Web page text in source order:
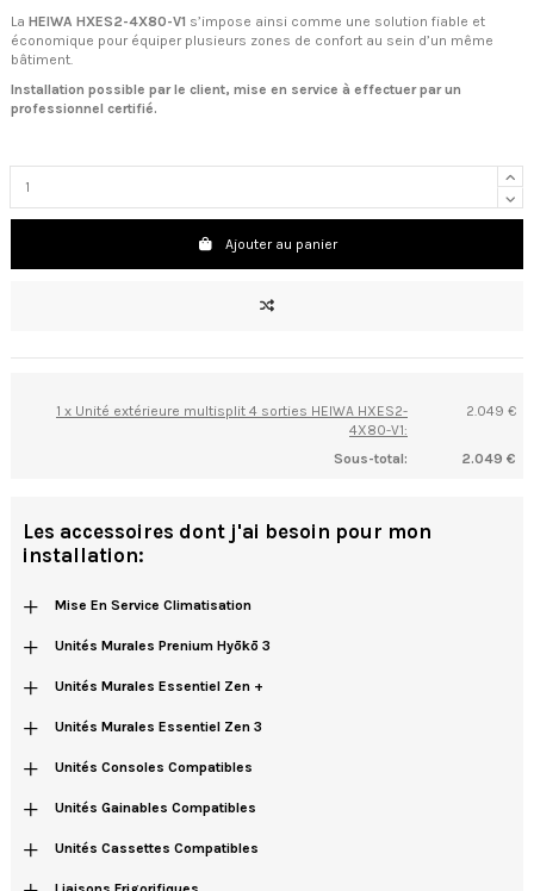
La HEIWA HXES2-4X80-V1 s’impose ainsi comme une solution fiable et
économique pour équiper plusieurs zones de confort au sein d’un même
bâtiment.
Installation possible par le client, mise en service à effectuer par un
professionnel certifié.
Ajouter au panier
1 x Unité extérieure multisplit 4 sorties HEIWA HXES2-
4X80-V1:
2.049 €
Sous-total: 2.049 €
Les accessoires dont j'ai besoin pour mon
installation:
+ Mise En Service Climatisation
+ Unités Murales Prenium Hyōkō 3
+ Unités Murales Essentiel Zen +
+ Unités Murales Essentiel Zen 3
+ Unités Consoles Compatibles
+ Unités Gainables Compatibles
+ Unités Cassettes Compatibles